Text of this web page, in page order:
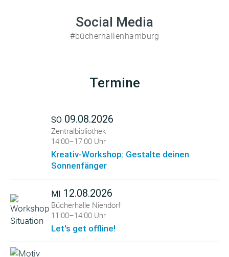
Social Media
#bücherhallenhamburg
Termine
SO 09.08.2026
Zentralbibliothek
14:00–17:00 Uhr
Kreativ-Workshop: Gestalte deinen
Sonnenfänger
MI 12.08.2026
Bücherhalle Niendorf
11:00–14:00 Uhr
Let's get offline!